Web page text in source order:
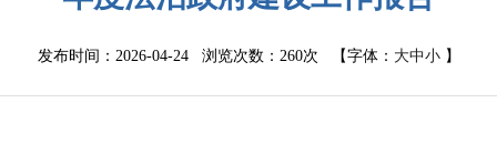
发布时间：2026-04-24 浏览次数： 260次 【字体： 大中小】